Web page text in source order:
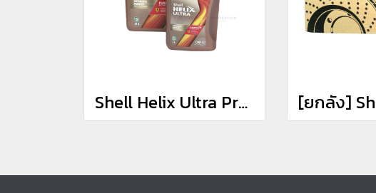
Shell Helix Ultra Premium Synthetic 0W-40 น้ำมันเครื่องสังเคราะห์แท้ 100% เกรดพรีเมี่ยม เบนซิน (4L+1L)